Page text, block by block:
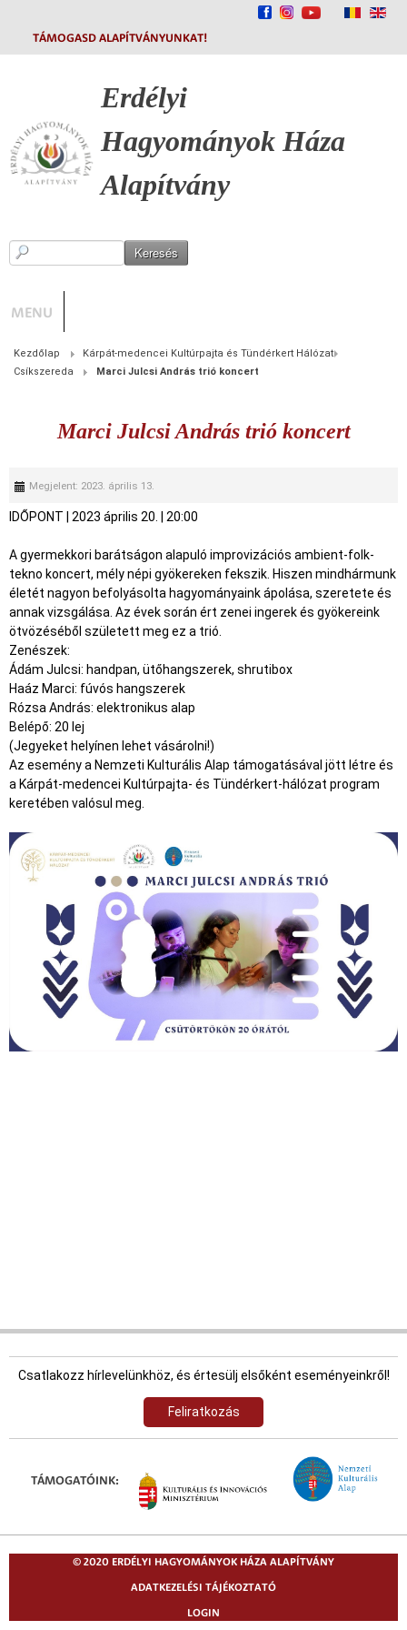
TÁMOGASD ALAPÍTVÁNYUNKAT!
Erdélyi
Hagyományok Háza
Alapítvány
MENU
Kezdőlap
Kárpát-medencei Kultúrpajta és Tündérkert Hálózat
Csíkszereda
Marci Julcsi András trió koncert
Marci Julcsi András trió koncert
Megjelent: 2023. április 13.
IDŐPONT 2023 április 20. 20:00
A gyermekkori barátságon alapuló improvizációs ambient-folk-
tekno koncert, mély népi gyökereken fekszik. Hiszen mindhármunk
életét nagyon befolyásolta hagyományaink ápolása, szeretete és
annak vizsgálása. Az évek során ért zenei ingerek és gyökereink
ötvözéséből született meg ez a trió.
Zenészek:
Ádám Julcsi: handpan, ütőhangszerek, shrutibox
Haáz Marci: fúvós hangszerek
Rózsa András: elektronikus alap
Belépő: 20 lej
(Jegyeket helyínen lehet vásárolni!)
Az esemény a Nemzeti Kulturális Alap támogatásával jött létre és
a Kárpát-medencei Kultúrpajta- és Tündérkert-hálózat program
keretében valósul meg.
Csatlakozz hírlevelünkhöz, és értesülj elsőként eseményeinkről!
Feliratkozás
TÁMOGATÓINK:
© 2020 ERDÉLYI HAGYOMÁNYOK HÁZA ALAPÍTVÁNY
ADATKEZELÉSI TÁJÉKOZTATÓ
LOGIN